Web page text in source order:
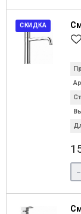
СКИДКА
-